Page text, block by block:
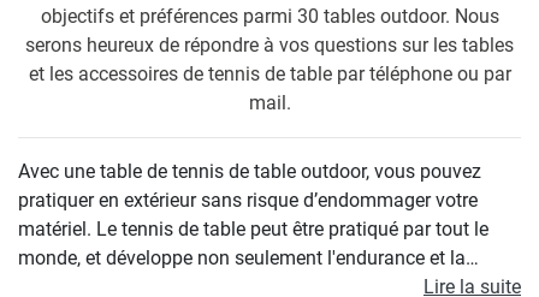
objectifs et préférences parmi 30 tables outdoor. Nous
serons heureux de répondre à vos questions sur les tables
et les accessoires de tennis de table par téléphone ou par
mail.
Avec une table de tennis de table outdoor, vous pouvez
pratiquer en extérieur sans risque d’endommager votre
matériel. Le tennis de table peut être pratiqué par tout le
monde, et développe non seulement l'endurance et la
coordination, mais également la concentration. LesLire la suite